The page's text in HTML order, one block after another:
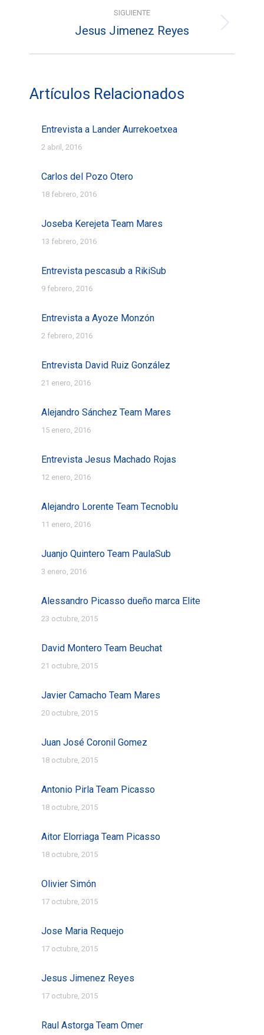
SIGUIENTE
Entrada
Jesus Jimenez Reyes
Artículos Relacionados
Entrevista a Lander Aurrekoetxea
2 abril, 2016
Carlos del Pozo Otero
18 febrero, 2016
Joseba Kerejeta Team Mares
13 febrero, 2016
Entrevista pescasub a RikiSub
9 febrero, 2016
Entrevista a Ayoze Monzón
2 febrero, 2016
Entrevista David Ruiz González
21 enero, 2016
Alejandro Sánchez Team Mares
15 enero, 2016
Entrevista Jesus Machado Rojas
12 enero, 2016
Alejandro Lorente Team Tecnoblu
11 enero, 2016
Juanjo Quintero Team PaulaSub
3 enero, 2016
Alessandro Picasso dueño marca Elite
23 octubre, 2015
David Montero Team Beuchat
21 octubre, 2015
Javier Camacho Team Mares
20 octubre, 2015
Juan José Coronil Gomez
18 octubre, 2015
Antonio Pirla Team Picasso
18 octubre, 2015
Aitor Elorriaga Team Picasso
18 octubre, 2015
Olivier Simón
17 octubre, 2015
Jose Maria Requejo
17 octubre, 2015
Jesus Jimenez Reyes
17 octubre, 2015
Raul Astorga Team Omer